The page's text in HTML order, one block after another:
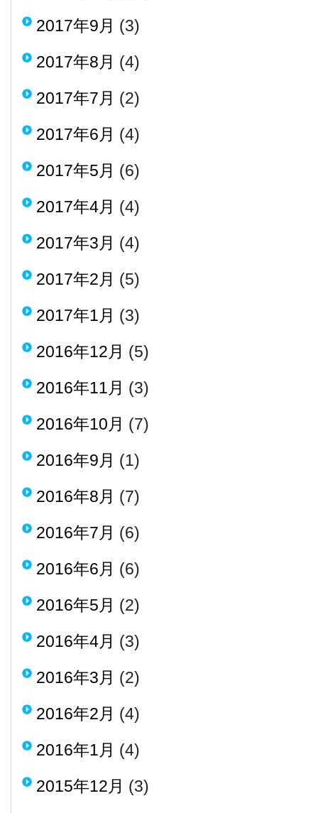
2017年9月 (3)
2017年8月 (4)
2017年7月 (2)
2017年6月 (4)
2017年5月 (6)
2017年4月 (4)
2017年3月 (4)
2017年2月 (5)
2017年1月 (3)
2016年12月 (5)
2016年11月 (3)
2016年10月 (7)
2016年9月 (1)
2016年8月 (7)
2016年7月 (6)
2016年6月 (6)
2016年5月 (2)
2016年4月 (3)
2016年3月 (2)
2016年2月 (4)
2016年1月 (4)
2015年12月 (3)